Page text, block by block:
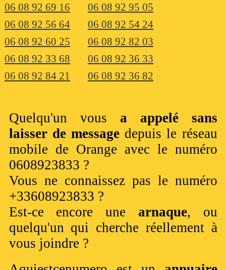
06 08 92 69 16
06 08 92 95 05
06 08 92 56 64
06 08 92 54 24
06 08 92 60 25
06 08 92 82 03
06 08 92 33 68
06 08 92 36 33
06 08 92 84 21
06 08 92 36 82
Quelqu'un vous a appelé sans
laisser de messagedepuis le réseau
mobile de Orange avec le numéro
0608923833 ?
Vous ne connaissez pas le numéro
+33608923833 ?
Est-ce encore une arnaque, ou
quelqu'un qui cherche réellement à
vous joindre ?